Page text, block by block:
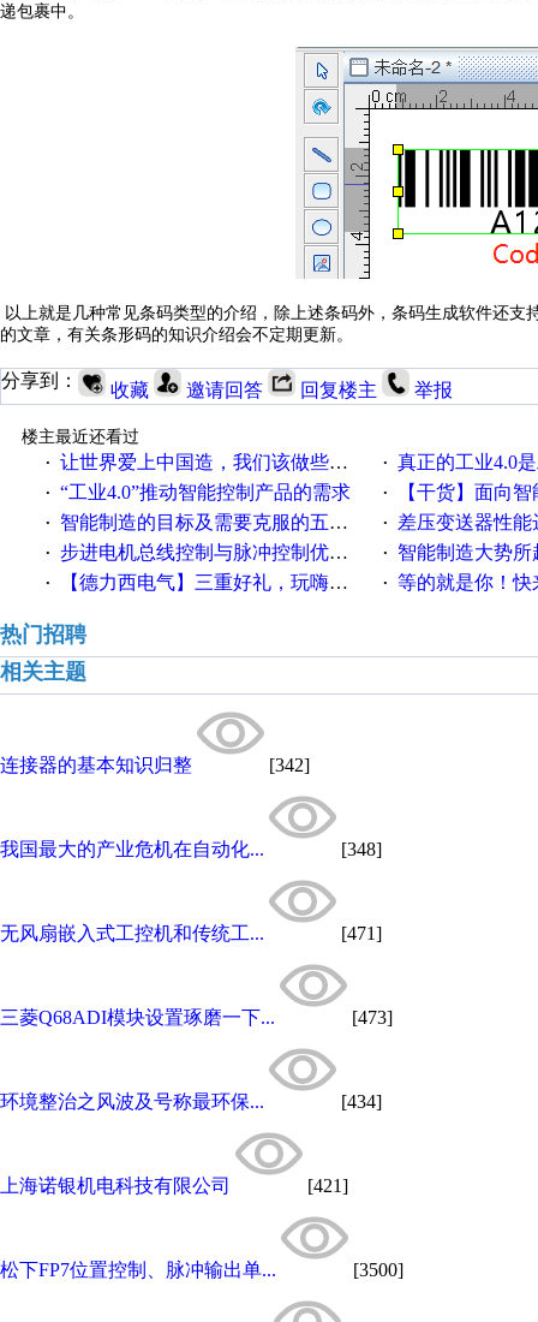
递包裹中。
以上就是几种常见条码类型的介绍，除上述条码外，条码生成软件还
的文章，有关条形码的知识介绍会不定期更新。
分享到： 收藏 邀请回答 回复楼主 举报
楼主最近还看过
· 让世界爱上中国造，我们该做些什么 · 真正的工业4.0
· “工业4.0”推动智能控制产品的需求 · 【干货】面向
· 智能制造的目标及需要克服的五个障碍 · 差压变送器性能达
· 步进电机总线控制与脉冲控制优缺点 · 智能制造大势所趋
· 【德力西电气】三重好礼，玩嗨夏日！ · 等的就是你！快来
热门招聘
相关主题
连接器的基本知识归整 [342]
我国最大的产业危机在自动化... [348]
无风扇嵌入式工控机和传统工... [471]
三菱Q68ADI模块设置琢磨一下... [473]
环境整治之风波及号称最环保... [434]
上海诺银机电科技有限公司 [421]
松下FP7位置控制、脉冲输出单... [3500]